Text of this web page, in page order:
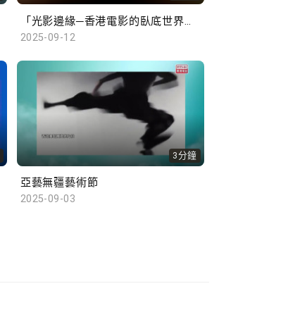
「光影邊緣─香港電影的臥底世界」；「唐風萬里：多元交融開放的盛世」展覽
2025-09-12
3分鐘
亞藝無疆藝術節
2025-09-03